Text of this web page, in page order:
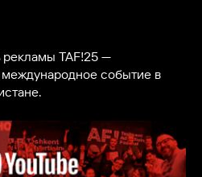
рекламы TAF!25 —
событие в